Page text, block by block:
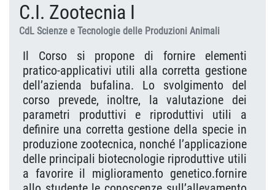
C.I. Zootecnia I
CdL Scienze e Tecnologie delle Produzioni Animali
Il Corso si propone di fornire elementi
pratico-applicativi utili alla corretta gestione
dell’azienda bufalina. Lo svolgimento del
corso prevede, inoltre, la valutazione dei
parametri produttivi e riproduttivi utili a
definire una corretta gestione della specie in
produzione zootecnica, nonché l’applicazione
delle principali biotecnologie riproduttive utili
a favorire il miglioramento genetico.fornire